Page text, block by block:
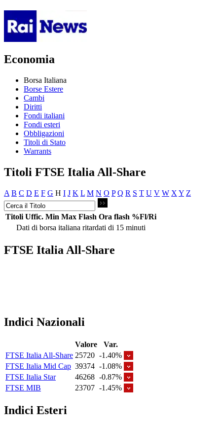
Economia
Borsa Italiana
Borse Estere
Cambi
Diritti
Fondi italiani
Fondi esteri
Obbligazioni
Titoli di Stato
Warrants
Titoli FTSE Italia All-Share
A B C D E F G H I J K L M N O P Q R S T U V W X Y Z
Titoli Uffic. Min Max Flash Ora flash %Fl/Ri
Dati di borsa italiana ritardati di 15 minuti
FTSE Italia All-Share
Indici Nazionali
Valore
Var.
FTSE Italia All-Share 25720 -1.40%
FTSE Italia Mid Cap 39374 -1.08%
FTSE Italia Star
46268 -0.87%
FTSE MIB
23707 -1.45%
Indici Esteri